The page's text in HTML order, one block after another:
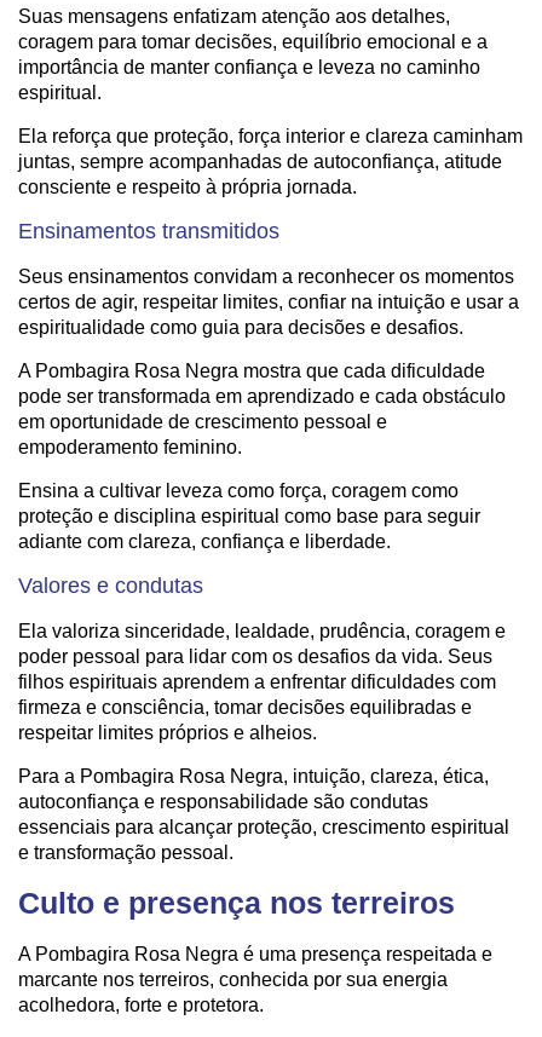
Suas mensagens enfatizam atenção aos detalhes,
coragem para tomar decisões, equilíbrio emocional e a
importância de manter confiança e leveza no caminho
espiritual.
Ela reforça que proteção, força interior e clareza caminham
juntas, sempre acompanhadas de autoconfiança, atitude
consciente e respeito à própria jornada.
Ensinamentos transmitidos
Seus ensinamentos convidam a reconhecer os momentos
certos de agir, respeitar limites, confiar na intuição e usar a
espiritualidade como guia para decisões e desafios.
A Pombagira Rosa Negra mostra que cada dificuldade
pode ser transformada em aprendizado e cada obstáculo
em oportunidade de crescimento pessoal e
empoderamento feminino.
Ensina a cultivar leveza como força, coragem como
proteção e disciplina espiritual como base para seguir
adiante com clareza, confiança e liberdade.
Valores e condutas
Ela valoriza sinceridade, lealdade, prudência, coragem e
poder pessoal para lidar com os desafios da vida. Seus
filhos espirituais aprendem a enfrentar dificuldades com
firmeza e consciência, tomar decisões equilibradas e
respeitar limites próprios e alheios.
Para a Pombagira Rosa Negra, intuição, clareza, ética,
autoconfiança e responsabilidade são condutas
essenciais para alcançar proteção, crescimento espiritual
e transformação pessoal.
Culto e presença nos terreiros
A Pombagira Rosa Negra é uma presença respeitada e
marcante nos terreiros, conhecida por sua energia
acolhedora, forte e protetora.